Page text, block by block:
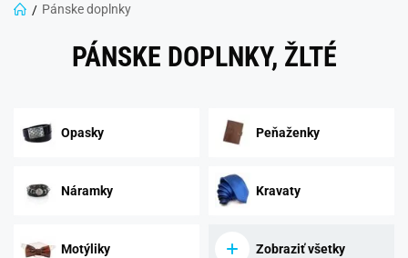
Pánske doplnky
PÁNSKE DOPLNKY, ŽLTÉ
Opasky Peňaženky
Náramky Kravaty
Motýliky Zobraziť všetky